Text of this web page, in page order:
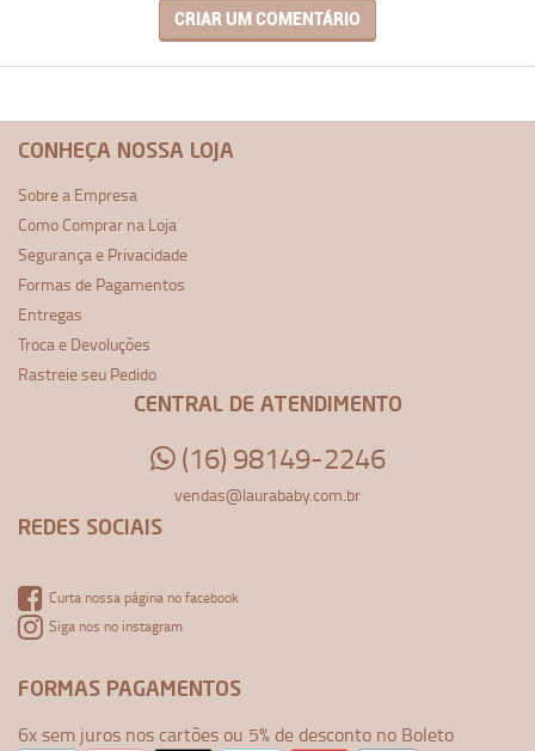
CRIAR UM COMENTÁRIO
CONHEÇA NOSSA LOJA
Sobre a Empresa
Como Comprar na Loja
Segurança e Privacidade
Formas de Pagamentos
Entregas
Troca e Devoluções
Rastreie seu Pedido
CENTRAL DE ATENDIMENTO
(16) 98149-2246
vendas@laurababy.com.br
REDES SOCIAIS
Curta nossa página no facebook
Siga nos no instagram
FORMAS PAGAMENTOS
6x sem juros nos cartões ou 5% de desconto no Boleto